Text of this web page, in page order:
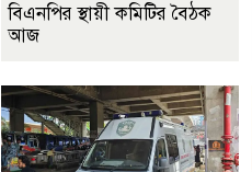
বিএনপির স্থায়ী কমিটির বৈঠক
আজ